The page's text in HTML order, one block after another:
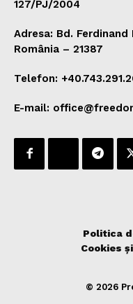
127/PJ/2004
Adresa: Bd.
România – 21387
Telefon:
E-mail:
Politica
Cookies
© 2026